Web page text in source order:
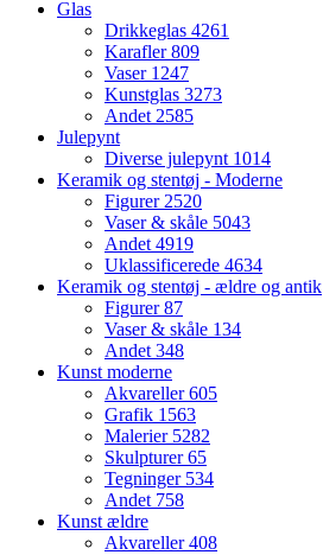
Glas
Drikkeglas 4261
Karafler809
Vaser 1247
Kunstglas 3273
Andet2585
Julepynt
Diverse julepynt 1014
Keramik og stentøj - Moderne
Figurer2520
Vaser & skåle 5043
Andet4919
Uklassificerede 4634
Keramik og stentøj - ældre og antik
Figurer87
Vaser & skåle 134
Andet348
Kunst moderne
Akvareller605
Grafik 1563
Malerier 5282
Skulpturer65
Tegninger 534
Andet 758
Kunst ældre
Akvareller408